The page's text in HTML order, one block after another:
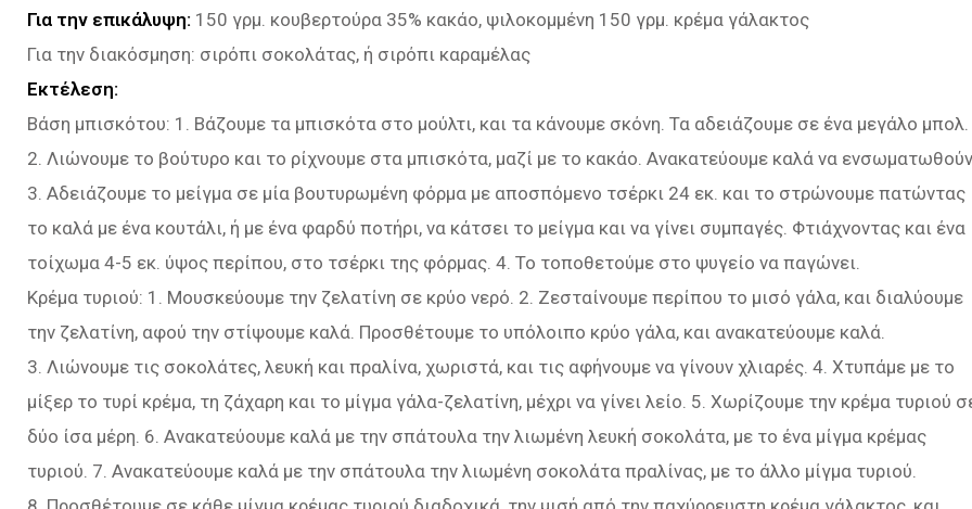
Για την επικάλυψη: 150 γρμ. κουβερτούρα 35% κακάο, ψιλοκομμένη 150 γρμ. κρέμα γάλακτος
Για την διακόσμηση: σιρόπι σοκολάτας, ή σιρόπι καραμέλας
Εκτέλεση:
Βάση μπισκότου: 1. Βάζουμε τα μπισκότα στο μούλτι, και τα κάνουμε σκόνη. Τα αδειάζουμε σε ένα μεγάλο μπολ.
2. Λιώνουμε το βούτυρο και το ρίχνουμε στα μπισκότα, μαζί με το κακάο. Ανακατεύουμε καλά να
3. Αδειάζουμε το μείγμα σε μία βουτυρωμένη φόρμα με αποσπόμενο τσέρκι 24 εκ. και το στρώνουμε πατώντας
το καλά με ένα κουτάλι, ή με ένα φαρδύ ποτήρι, να κάτσει το μείγμα και να γίνει συμπαγές. Φτιάχνοντας και ένα
τοίχωμα 4-5 εκ. ύψος περίπου, στο τσέρκι της φόρμας. 4. Το τοποθετούμε στο ψυγείο να παγώνει.
Κρέμα τυριού: 1. Μουσκεύουμε την ζελατίνη σε κρύο νερό. 2. Ζεσταίνουμε περίπου το μισό γάλα, και διαλύουμε
την ζελατίνη, αφού την στίψουμε καλά. Προσθέτουμε το υπόλοιπο κρύο γάλα, και ανακατεύουμε καλά.
3. Λιώνουμε τις σοκολάτες, λευκή και πραλίνα, χωριστά, και τις αφήνουμε να γίνουν χλιαρές. 4. Χτυπάμε με το
μίξερ το τυρί κρέμα, τη ζάχαρη και το μίγμα γάλα-ζελατίνη, μέχρι να γίνει λείο. 5. Χωρίζουμε την κρέμα τυριού
δύο ίσα μέρη. 6. Ανακατεύουμε καλά με την σπάτουλα την λιωμένη λευκή σοκολάτα, με το ένα μίγμα κρέμας
τυριού. 7. Ανακατεύουμε καλά με την σπάτουλα την λιωμένη σοκολάτα πραλίνας, με το άλλο μίγμα τυριού.